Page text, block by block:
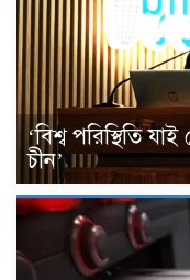
‘বিশ্ব পরিস্থিতি
চীন’